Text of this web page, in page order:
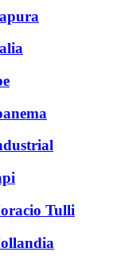
Tulli